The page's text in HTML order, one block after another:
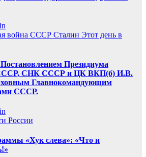
война СССР Сталин Этот день в
Постановлением Президиума
СССР, СНК СССР и ЦК ВКП(б) И.В.
Главнокомандующим
СССР.
России
«Хук слева»: «Что и